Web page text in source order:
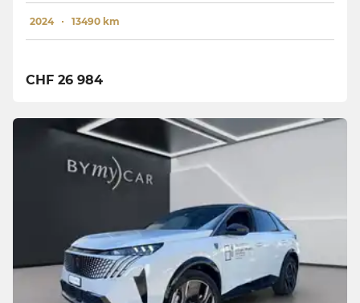
2024 13490 km
CHF 26 984